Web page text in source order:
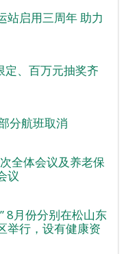
站启用三周年 助力
定、百万元抽奖齐
分航班取消
全体会议及养老保
议
8月份分别在松山东
举行，设有健康资